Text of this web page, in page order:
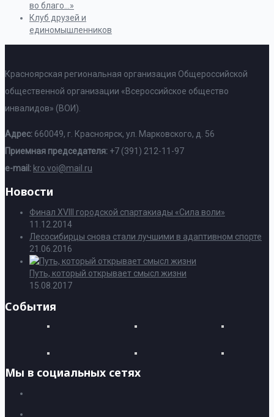
во благо…»
Клуб друзей и
единомышленников
Красноярская региональная организация Общероссийской
общественной организации «Всероссийское общество
инвалидов» (ВОИ).
Адрес: 660049, г. Красноярск, ул. Марковского, д. 56
Приемная председателя: +7 (391) 212-11-97
e-mail: kro.voi@mail.ru
Новости
Финал XVIII городской спартакиады «Сила воли»
11.12.2014
Лесосибирцы снова стали лучшими в адаптивном спорте
21.06.2016
Путь, который открывает смысл жизни
15.08.2017
События
Мы в социальных сетях